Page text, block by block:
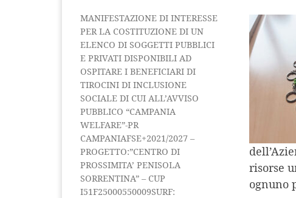
risorse
ognuno
MANIFESTAZIONE DI INTERESSE
PER LA COSTITUZIONE DI UN
ELENCO DI SOGGETTI PUBBLICI
E PRIVATI DISPONIBILI AD
OSPITARE I BENEFICIARI DI
TIROCINI DI INCLUSIONE
SOCIALE DI CUI ALL’AVVISO
PUBBLICO “CAMPANIA
WELFARE”-PR
CAMPANIAFSE+2021/2027 –
PROGETTO:”CENTRO DI
PROSSIMITA’ PENISOLA
SORRENTINA” – CUP
I51F25000550009SURF: